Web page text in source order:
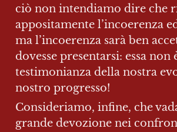
ciò non intendiamo dire che
appositamente l’incoerenza
ma l’incoerenza sarà ben
dovesse presentarsi: essa non
testimonianza della nostra
nostro progresso!
Consideriamo, infine, che
grande devozione nei